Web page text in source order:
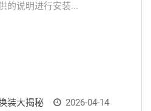
的说明进行安装...
装大揭秘
2026-04-14